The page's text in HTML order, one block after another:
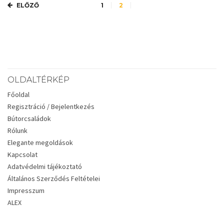
ELŐZŐ 1 2
OLDALTÉRKÉP
Főoldal
Regisztráció / Bejelentkezés
Bútorcsaládok
Rólunk
Elegante megoldások
Kapcsolat
Adatvédelmi tájékoztató
Általános Szerződés Feltételei
Impresszum
ALEX